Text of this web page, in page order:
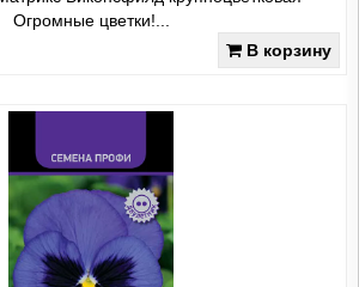
Огромные цветки!...
В корзину